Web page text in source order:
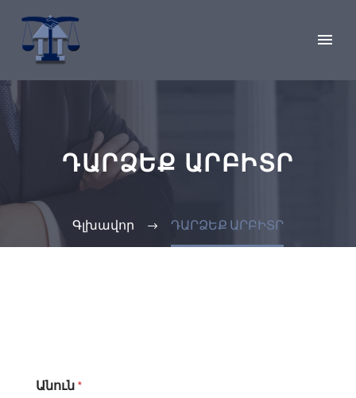
ԴԱՐՁԵՔ ԱՐԲԻՏՐ
Գլխավոր ԴԱՐՁԵՔ ԱՐԲԻՏՐ
Անուն *